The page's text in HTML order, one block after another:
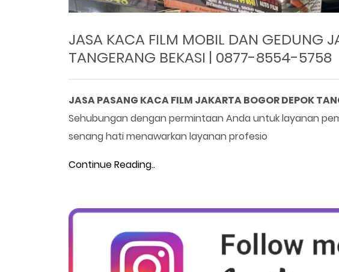
JASA KACA FILM MOBIL DAN GEDUNG
TANGERANG BEKASI | 0877-8554-5758
JASA PASANG KACA FILM JAKARTA BOGOR DEPOK
Sehubungan dengan permintaan Anda untuk layanan
senang hati menawarkan layanan profesio
Continue Reading..